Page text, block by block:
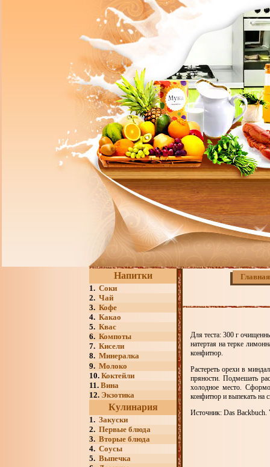
Напитки
1. Соки
2. Чай
3. Кофе
4. Какао
5. Квас
6. Компоты
7. Кисели
8. Минералка
9. Молоко
10. Коктейли
11. Вина
12. Экзотика
Кулинария
1. Закуски
2. Первые блюда
3. Вторые блюда
4. Соусы
5. Выпечка
Главная
Для теста: 300 г
натертая на терке
конфитюр.
Растереть орехи в
пряности. Подмешать
холодное место.
конфитюр и выпекать на
Источник: Das Backbuch.